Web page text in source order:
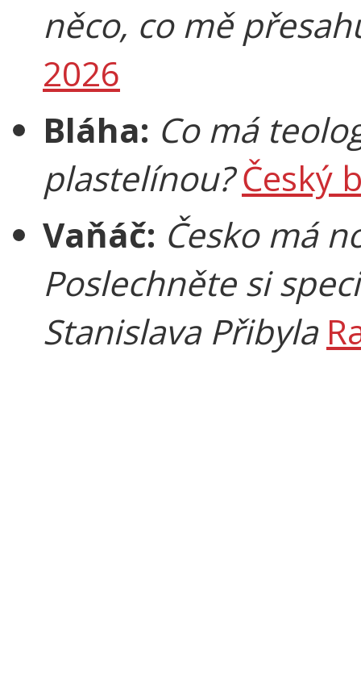
něco, co mě
2026
Bláha: Co má
plastelínou?Český
Vaňáč: Česko má
Poslechněte si
Stanislava Přibyla